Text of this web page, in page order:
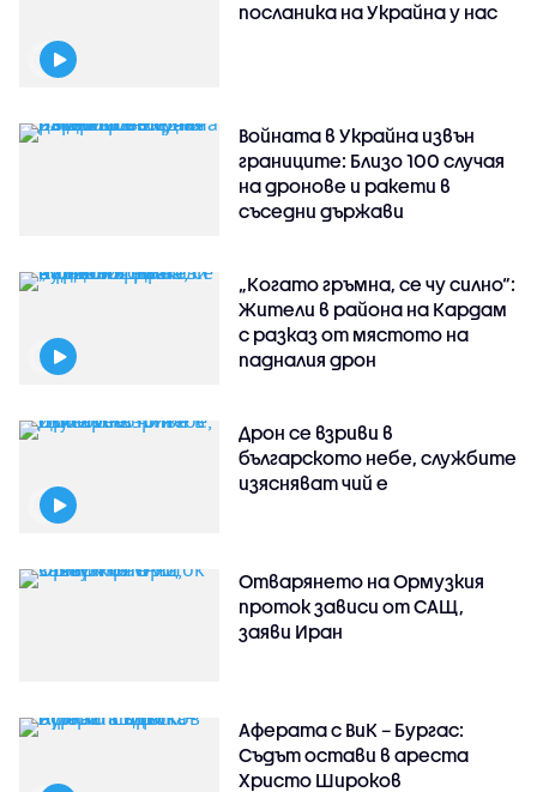
посланика на Украйна у нас
Войната в Украйна извън
границите: Близо 100 случая
на дронове и ракети в
съседни държави
„Когато гръмна, се чу силно“:
Жители в района на Кардам
с разказ от мястото на
падналия дрон
Дрон се взриви в
българското небе, службите
изясняват чий е
Отварянето на Ормузкия
проток зависи от САЩ,
заяви Иран
Аферата с ВиК – Бургас:
Съдът остави в ареста
Христо Широков